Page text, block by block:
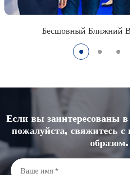
Бесшовный Ближний
Если вы заинтересованы
пожалуйста, свяжитесь
образом.